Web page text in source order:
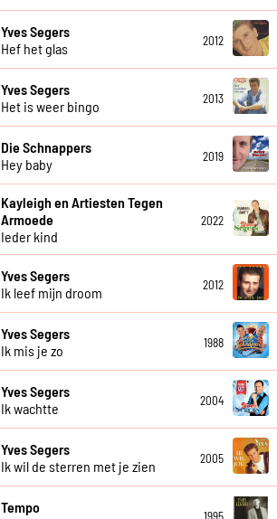
Yves Segers
Hef het glas
2012
Yves Segers
Het is weer bingo
2013
Die Schnappers
Hey baby
2019
Kayleigh en Artiesten Tegen
Armoede
Ieder kind
2022
Yves Segers
Ik leef mijn droom
2012
Yves Segers
Ik mis je zo
1988
Yves Segers
Ik wachtte
2004
Yves Segers
Ik wil de sterren met je zien
2005
Tempo